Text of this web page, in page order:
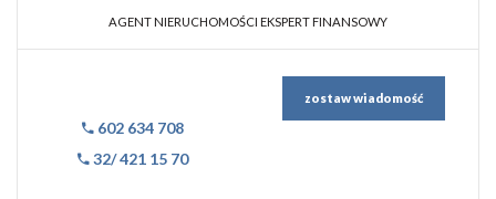
AGENT NIERUCHOMOŚCI EKSPERT FINANSOWY
602 634 708
32/ 421 15 70
zostaw wiadomość